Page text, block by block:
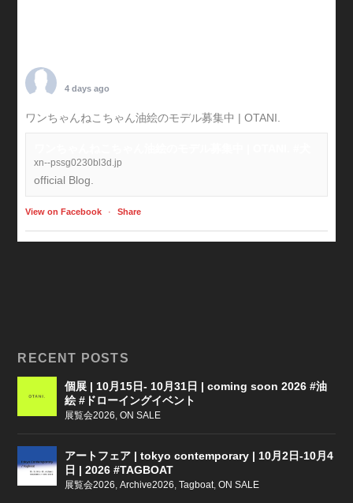
4 days ago
ワンちゃんねこちゃん油絵のモデル募集中 | OTANI.
xn--pssg0230bl3d.jp
official Blog.
View on Facebook · Share
RECENT POSTS
個展 | 10月15日- 10月31日 | coming soon 2026 #油
絵 #ドローイングイベント
展覧会2026,ON SALE
アートフェア | tokyo contemporary | 10月2日-10月4
日 | 2026 #TAGBOAT
展覧会2026,Archive2026,Tagboat,ON SALE